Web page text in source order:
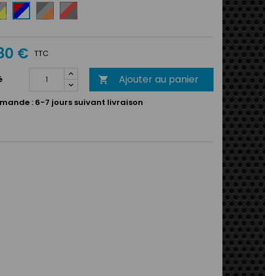
Rouge
/
royal
Blanc
Anthracite
/
/
Orange
Argent
/
/
€ TTC
 Ajouter au panier
: 6-7 jours suivant livraison